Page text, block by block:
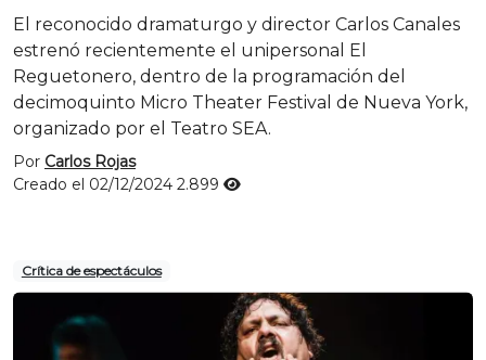
El reconocido dramaturgo y director Carlos Canales
estrenó recientemente el unipersonal El
Reguetonero, dentro de la programación del
decimoquinto Micro Theater Festival de Nueva York,
organizado por el Teatro SEA.
Por Carlos Rojas
Creado el 02/12/2024 2.899
Crítica de espectáculos